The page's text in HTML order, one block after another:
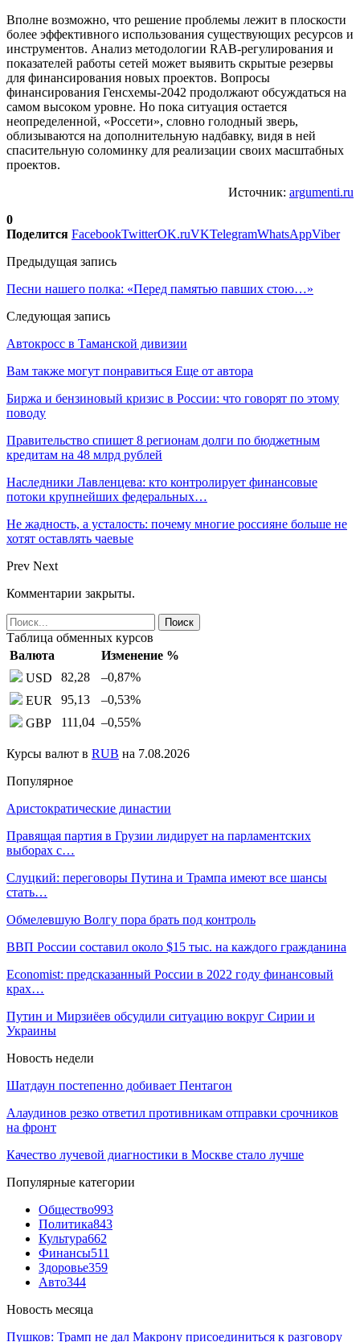
Вполне возможно, что решение проблемы лежит в плоскости
более эффективного использования существующих ресурсов и
инструментов. Анализ методологии RAB-регулирования и
показателей работы сетей может выявить скрытые резервы
для финансирования новых проектов. Вопросы
финансирования Генсхемы-2042 продолжают обсуждаться на
самом высоком уровне. Но пока ситуация остается
неопределенной, «Россети», словно голодный зверь,
облизываются на дополнительную надбавку, видя в ней
спасительную соломинку для реализации своих масштабных
проектов.
Источник: argumenti.ru
0
Поделится FacebookTwitterOK.ruVKTelegramWhatsAppViber
Предыдущая запись
Песни нашего полка: «Перед памятью павших стою…»
Следующая запись
Автокросс в Таманской дивизии
Вам также могут понравиться Еще от автора
Биржа и бензиновый кризис в России: что говорят по этому
поводу
Правительство спишет 8 регионам долги по бюджетным
кредитам на 48 млрд рублей
Наследники Лавленцева: кто контролирует финансовые
потоки крупнейших федеральных…
Не жадность, а усталость: почему многие россияне больше не
хотят оставлять чаевые
Prev Next
Комментарии закрыты.
Таблица обменных курсов
Валюта
Изменение %
USD
82,28 –0,87%
EUR
95,13 –0,53%
GBP
111,04 –0,55%
Курсы валют в RUB на 7.08.2026
Популярное
Аристократические династии
Правящая партия в Грузии лидирует на парламентских
выборах с…
Слуцкий: переговоры Путина и Трампа имеют все шансы
стать…
Обмелевшую Волгу пора брать под контроль
ВВП России составил около $15 тыс. на каждого гражданина
Economist: предсказанный России в 2022 году финансовый
крах…
Путин и Мирзиёев обсудили ситуацию вокруг Сирии и
Украины
Новость недели
Шатдаун постепенно добивает Пентагон
Алаудинов резко ответил противникам отправки срочников
на фронт
Качество лучевой диагностики в Москве стало лучше
Популярные категории
Общество993
Политика843
Культура662
Финансы511
Здоровье359
Авто344
Новость месяца
Пушков: Трамп не дал Макрону присоединиться к разговору